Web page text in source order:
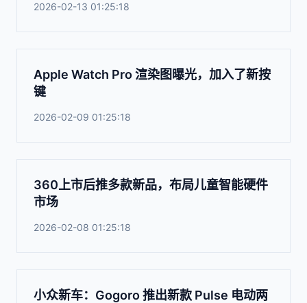
2026-02-13 01:25:18
Apple Watch Pro 渲染图曝光，加入了新按
键
2026-02-09 01:25:18
360上市后推多款新品，布局儿童智能硬件
市场
2026-02-08 01:25:18
小众新车：Gogoro 推出新款 Pulse 电动两